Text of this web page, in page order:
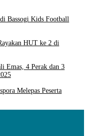
Bassogi Kids Football
HUT ke 2 di
Emas, 4 Perak dan 3
Melepas Peserta